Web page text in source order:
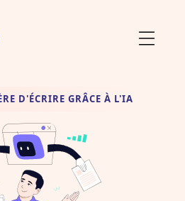
D'ÉCRIRE GRÂCE À L'IA